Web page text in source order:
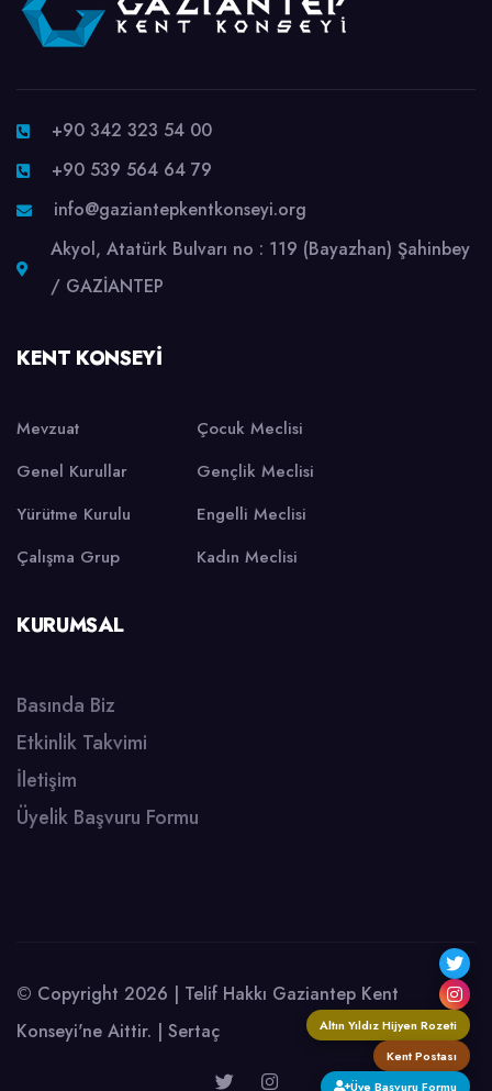
Altın Yıldız Hijyen Rozeti
Kent Postası
Üye Başvuru Formu
+90 342 323 54 00
+90 539 564 64 79
info@gaziantepkentkonseyi.org
Akyol, Atatürk Bulvarı no : 119 (Bayazhan) Şahinbey
/ GAZİANTEP
KENT KONSEYI
Mevzuat
Genel Kurullar
Yürütme Kurulu
Çalışma Grup
Çocuk Meclisi
Gençlik Meclisi
Engelli Meclisi
Kadın Meclisi
KURUMSAL
Basında Biz
Etkinlik Takvimi
İletişim
Üyelik Başvuru Formu
© Copyright 2026 | Telif Hakkı Gaziantep Kent
Konseyi'ne Aittir. | Sertaç